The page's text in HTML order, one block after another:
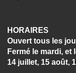
HORAIRES
Ouvert tous les
Fermé le mardi, et
14 juillet, 15 août,